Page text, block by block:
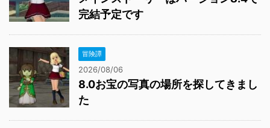
完結予定です
冒険譚
2026/08/06
8.0お宝の写真の場所を探してきまし
た